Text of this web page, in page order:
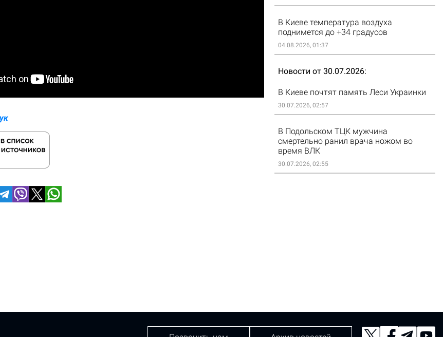
В Киеве температура воздуха
поднимется до +34 градусов
04.08.2026, 01:37
Новости от 30.07.2026
В Киеве почтят память Леси Украинки
30.07.2026, 02:57
В Подольском ТЦК мужчина
смертельно ранил врача ножом во
время ВЛК
30.07.2026, 02:55